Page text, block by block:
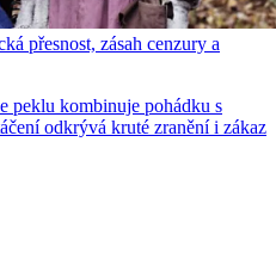
přesnost, zásah cenzury a
peklu kombinuje pohádku s
odkrývá kruté zranění i zákaz